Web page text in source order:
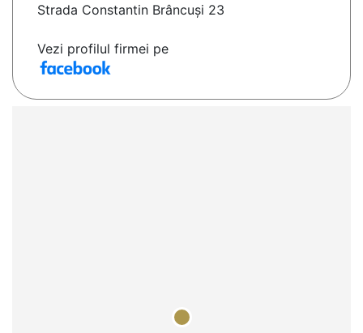
Strada Constantin Brâncuși 23
Vezi profilul firmei pe